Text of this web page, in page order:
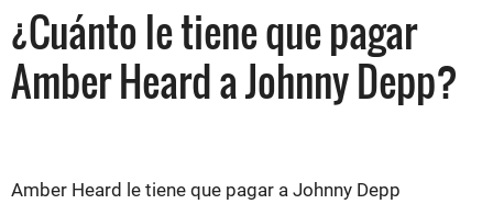
¿Cuánto le tiene que pagar
Amber Heard a Johnny Depp?
Amber Heard le tiene que pagar a Johnny Depp